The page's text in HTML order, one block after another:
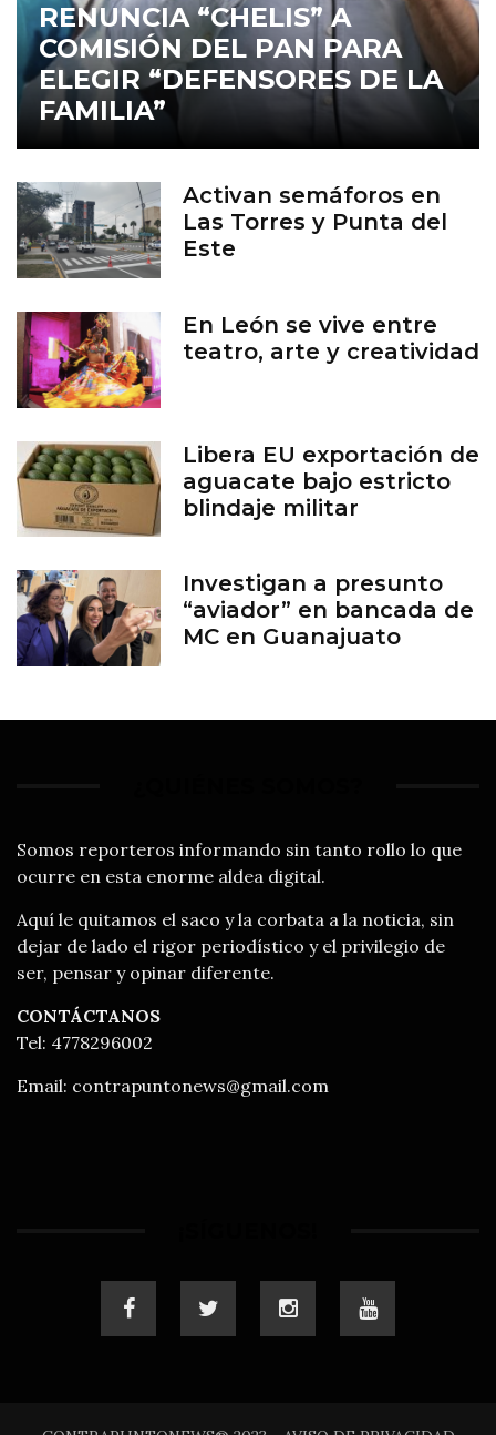
RENUNCIA “CHELIS” A
COMISIÓN DEL PAN PARA
ELEGIR “DEFENSORES DE LA
FAMILIA”
Activan semáforos en
Las Torres y Punta del
Este
En León se vive entre
teatro, arte y creatividad
Libera EU exportación de
aguacate bajo estricto
blindaje militar
Investigan a presunto
“aviador” en bancada de
MC en Guanajuato
Somos reporteros informando sin tanto rollo lo que
ocurre en esta enorme aldea digital.
Aquí le quitamos el saco y la corbata a la noticia, sin
dejar de lado el rigor periodístico y el privilegio de
ser, pensar y opinar diferente.
CONTÁCTANOS
Tel: 4778296002
Email: contrapuntonews@gmail.com